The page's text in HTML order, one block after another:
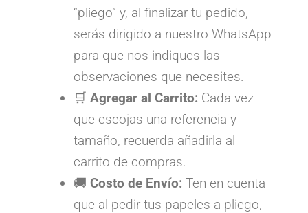
“pliego” y, al finalizar tu pedido,
serás dirigido a nuestro WhatsApp
para que nos indiques las
observaciones que necesites.
🛒 Agregar al Carrito: Cada vez
que escojas una referencia y
tamaño, recuerda añadirla al
carrito de compras.
🚚 Costo de Envío: Ten en cuenta
que al pedir tus papeles a pliego,